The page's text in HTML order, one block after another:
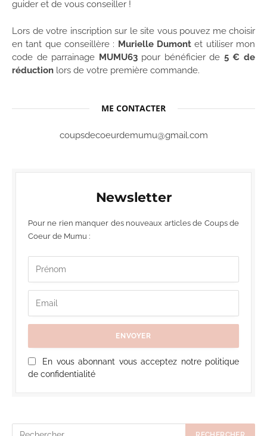
guider et de vous conseiller !
Lors de votre inscription sur le site vous pouvez me choisir
en tant que conseillère : Murielle Dumont et utiliser mon
code de parrainage MUMU63pour bénéficier de 5 € de
réduction lors de votre première commande.
ME CONTACTER
coupsdecoeurdemumu@gmail.com
Newsletter
Pour ne rien manquer des nouveaux articles de Coups de
Coeur de Mumu :
En vous abonnant vous acceptez notre politique
de confidentialité